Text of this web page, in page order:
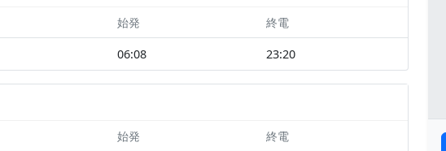
始発 終電
06:08 23:20
始発 終電